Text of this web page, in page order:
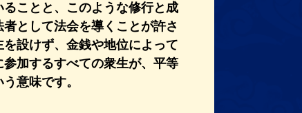
ことと、このような修行と成
として法会を導くことが許さ
設けず、金銭や地位によって
加するすべての衆生が、平等
意味です。